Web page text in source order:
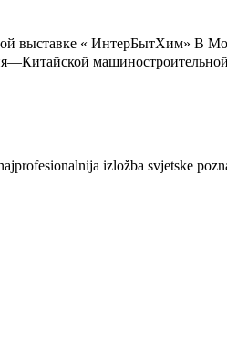
выставке « ИнтерБытХим» В
izložba svjetske